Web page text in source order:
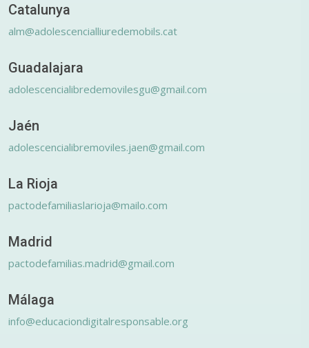
Catalunya
alm@adolescencialliuredemobils.cat
Guadalajara
adolescencialibredemovilesgu@gmail.com
Jaén
adolescencialibremoviles.jaen@gmail.com
La Rioja
pactodefamiliaslarioja@mailo.com
Madrid
pactodefamilias.madrid@gmail.com
Málaga
info@educaciondigitalresponsable.org